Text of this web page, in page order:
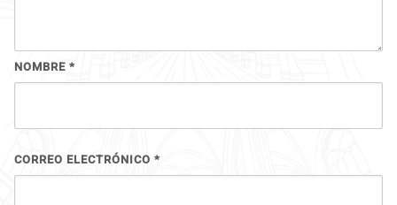
NOMBRE *
CORREO ELECTRÓNICO *